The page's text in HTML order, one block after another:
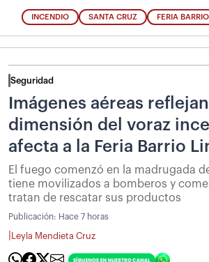
INCENDIO SANTA CRUZ FERIA
Seguridad
Imágenes aéreas
dimensión del voraz
afecta a la Feria Barrio
El fuego comenzó en la madrugada
tiene movilizados a bomberos y
tratan de rescatar sus productos
Publicación: Hace 7 horas
Leyla Mendieta Cruz